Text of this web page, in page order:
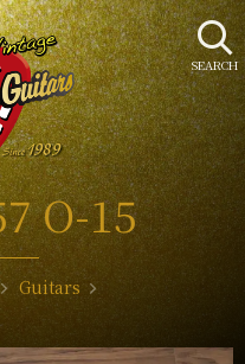
O-15
Guitars
SEARCH